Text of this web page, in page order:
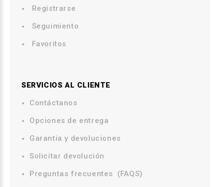
Registrarse
Seguimiento
Favoritos
SERVICIOS AL CLIENTE
Contáctanos
Opciones de entrega
Garantia y devoluciones
Solicitar devolución
Preguntas frecuentes (FAQS)